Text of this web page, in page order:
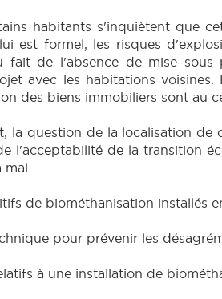
habitants s'inquiètent que
est formel, les risques
de l'absence de mise sous
avec les habitations
des biens immobiliers sont au
question de la localisation de
l'acceptabilité de la transition
de biométhanisation installés
pour prévenir les
à une installation de